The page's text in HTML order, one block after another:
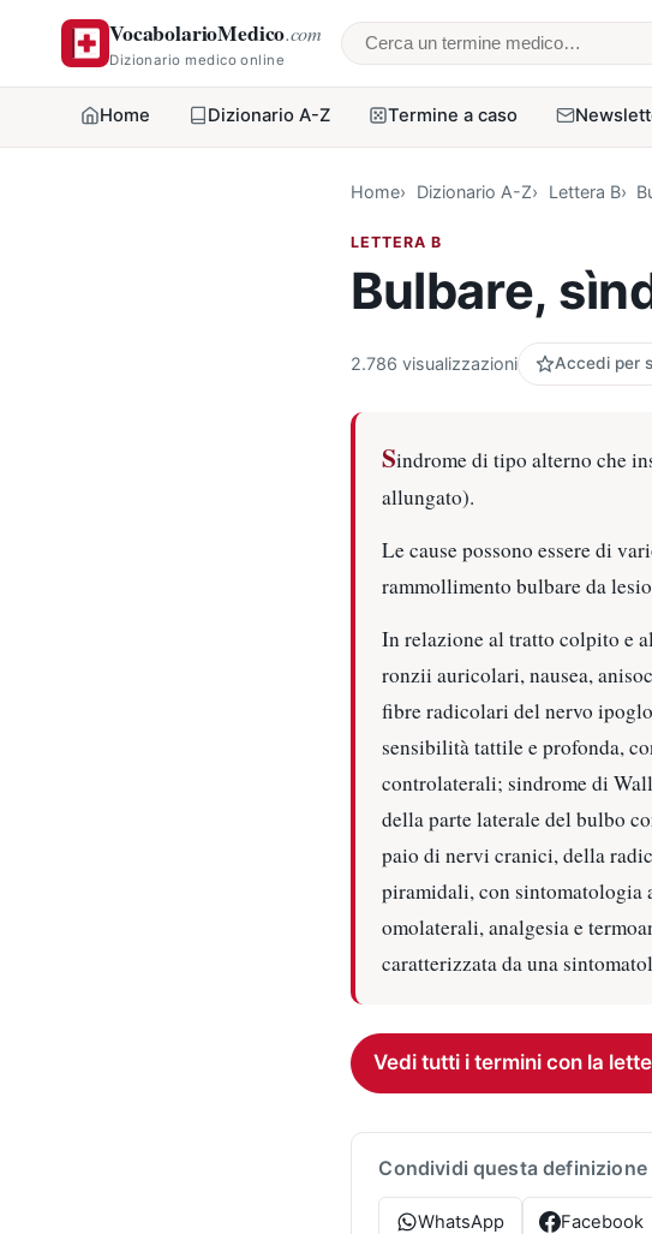
VocabolarioMedico.com
Dizionario medico online Cerca un termine medico
Home Dizionario A-Z Termine a caso
Home Dizionario A-Z Lettera B
LETTERA B
Bulbare,
2.786 visualizzazioni Accedi per
Sindrome di tipo alterno che
allungato).
Le cause possono essere di
rammollimento bulbare da
In relazione al tratto colpito e
ronzii auricolari, nausea,
fibre radicolari del nervo
sensibilità tattile e profonda,
controlaterali; sindrome di
della parte laterale del bulbo
paio di nervi cranici, della
piramidali, con sintomatologia
omolaterali, analgesia e
caratterizzata da una
Vedi tutti i termini con la
Condividi questa definizione
WhatsApp Facebook